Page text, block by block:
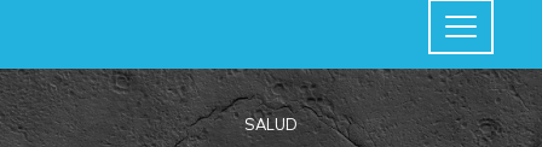
SALUD